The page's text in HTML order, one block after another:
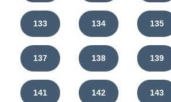
133 134 135
137 138 139
141 142 143